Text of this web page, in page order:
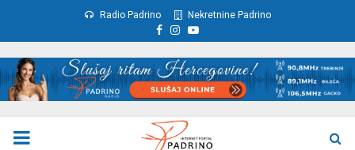
Radio Padrino Nekretnine Padrino
Facebook
Instagram
Youtube
PRIMARY